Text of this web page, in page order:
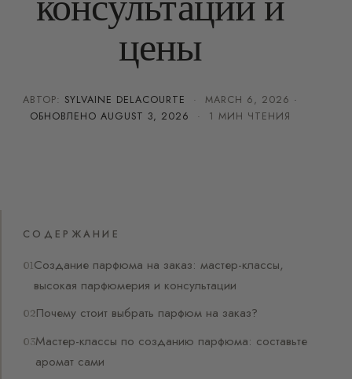
цены
АВТОР: SYLVAINE DELACOURTE ·MARCH 6, 2026 ·
ОБНОВЛЕНО AUGUST 3, 2026 · 1 МИН ЧТЕНИЯ
СОДЕРЖАНИЕ
Создание парфюма на заказ: мастер-классы,
высокая парфюмерия и консультации
Почему стоит выбрать парфюм на заказ?
Мастер-классы по созданию парфюма: составьте
аромат сами